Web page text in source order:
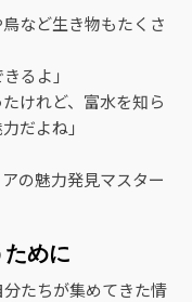
など生き物もたくさ
るよ」
けれど、富水を知ら
だよね」
の魅力発見マスター
めに
たちが集めてきた情